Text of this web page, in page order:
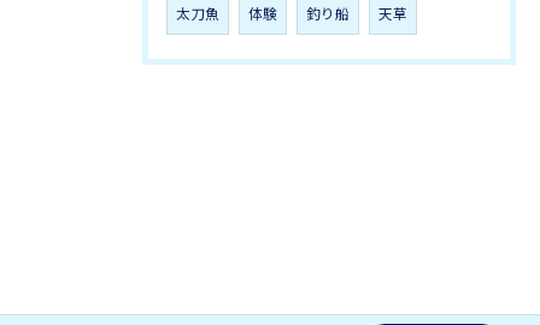
太刀魚 体験 釣り船 天草